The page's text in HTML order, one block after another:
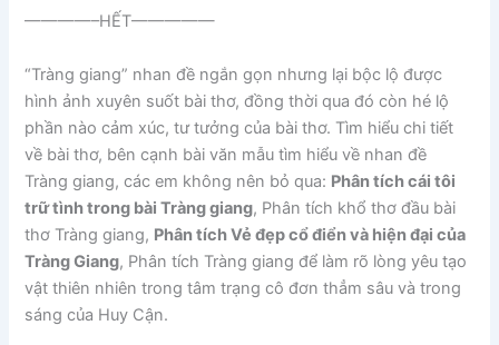
————–HẾT—————
“Tràng giang” nhan đề ngắn gọn nhưng lại bộc lộ được
hình ảnh xuyên suốt bài thơ, đồng thời qua đó còn hé lộ
phần nào cảm xúc, tư tưởng của bài thơ. Tìm hiểu chi tiết
về bài thơ, bên cạnh bài văn mẫu tìm hiểu về nhan đề
Tràng giang, các em không nên bỏ qua: Phân tích cái tôi
trữ tình trong bài Tràng giang, Phân tích khổ thơ đầu bài
thơ Tràng giang, Phân tích Vẻ đẹp cổ điển và hiện đại của
Tràng Giang, Phân tích Tràng giang để làm rõ lòng yêu tạo
vật thiên nhiên trong tâm trạng cô đơn thẳm sâu và trong
sáng của Huy Cận.